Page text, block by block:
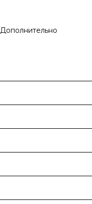
Дополнительно